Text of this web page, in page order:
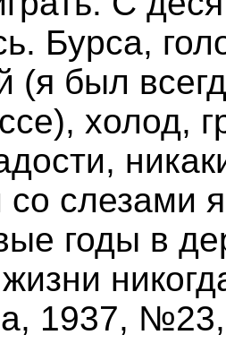
Бурса,
(я был
холод,
слезами
годы в
1937,